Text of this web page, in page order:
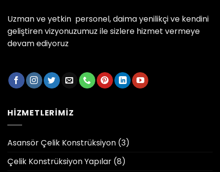
Uzman ve yetkin personel, daima yenilikçi ve kendini
geliştiren vizyonuzumuz ile sizlere hizmet vermeye
devam ediyoruz
HIZMETLERIMIZ
Asansör Çelik Konstrüksiyon (3)
Çelik Konstrüksiyon Yapılar (8)